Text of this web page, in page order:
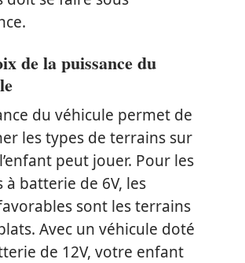
de la puissance du
du véhicule permet de
les types de terrains sur
peut jouer. Pour les
à batterie de 6V, les
sont les terrains
Avec un véhicule doté
de 12V, votre enfant